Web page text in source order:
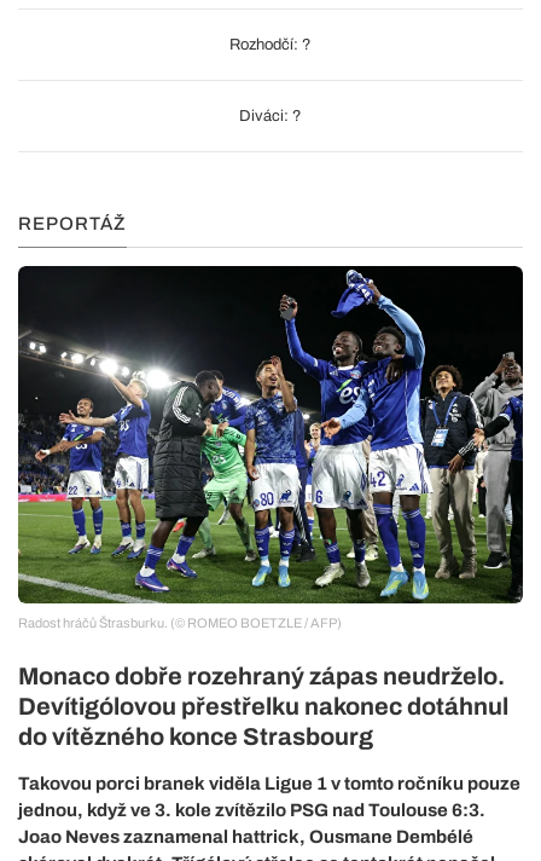
Rozhodčí: ?
Diváci: ?
REPORTÁŽ
Radost hráčů Štrasburku. (© ROMEO BOETZLE / AFP)
Monaco dobře rozehraný zápas neudrželo.
Devítigólovou přestřelku nakonec dotáhnul
do vítězného konce Strasbourg
Takovou porci branek viděla Ligue 1 v tomto ročníku pouze
jednou, když ve 3. kole zvítězilo PSG nad Toulouse 6:3.
Joao Neves zaznamenal hattrick, Ousmane Dembélé